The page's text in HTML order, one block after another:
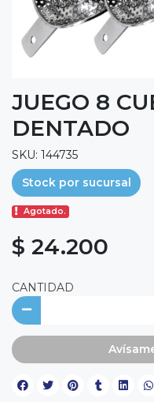
JUEGO 8
DENTADO
SKU: 144735
Stock por sucursal
Agotado.
$ 24.200
CANTIDAD